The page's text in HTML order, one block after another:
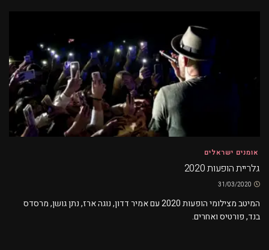
אומנים ישראלים
גלריית הופעות 2020
המיטב מצילומי הופעות 2020 עם אמיר דדון, נוגה ארז, נתן גושן, מרסדס
בנד, פורטיס ואחרים.